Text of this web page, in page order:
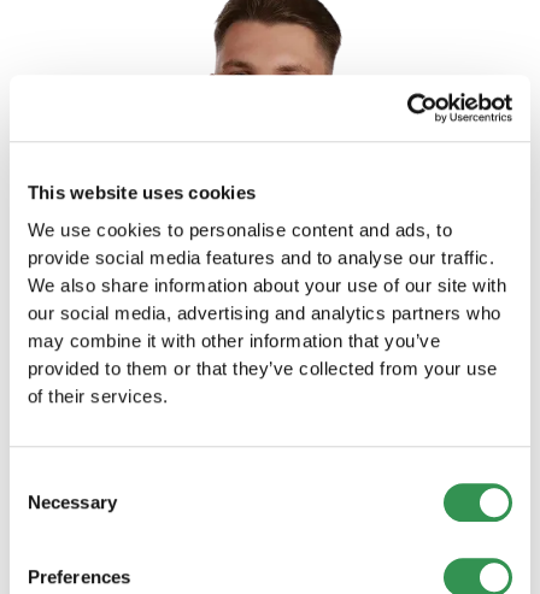
This website uses cookies
We use cookies to personalise content and ads, to
provide social media features and to analyse our traffic.
We also share information about your use of our site with
our social media, advertising and analytics partners who
may combine it with other information that you’ve
provided to them or that they’ve collected from your use
of their services.
Selection
Necessary
Preferences
Manuele Spaar
Mehr anzeigen